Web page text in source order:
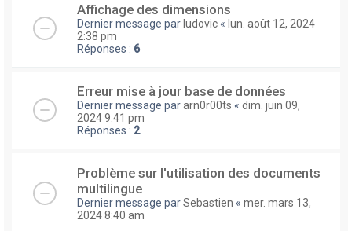
Affichage des dimensions
Dernier message par ludovic « lun. août 12, 2024
2:38 pm
Réponses : 6
Erreur mise à jour base de données
Dernier message pararn0r00ts « dim. juin 09,
2024 9:41 pm
Réponses : 2
Problème sur l'utilisation des documents
multilingue
Dernier message parSebastien « mer. mars 13,
2024 8:40 am